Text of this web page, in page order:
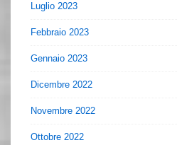
Luglio 2023
Febbraio 2023
Gennaio 2023
Dicembre 2022
Novembre 2022
Ottobre 2022